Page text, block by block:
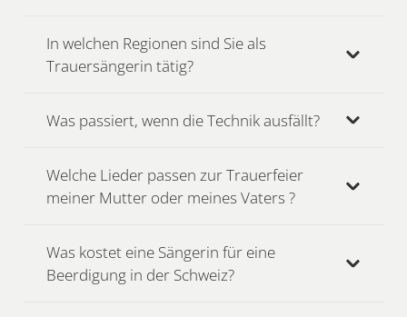
In welchen Regionen sind Sie als
Trauersängerin tätig?
Was passiert, wenn die Technik ausfällt?
Welche Lieder passen zur Trauerfeier
meiner Mutter oder meines Vaters ?
Was kostet eine Sängerin für eine
Beerdigung in der Schweiz?